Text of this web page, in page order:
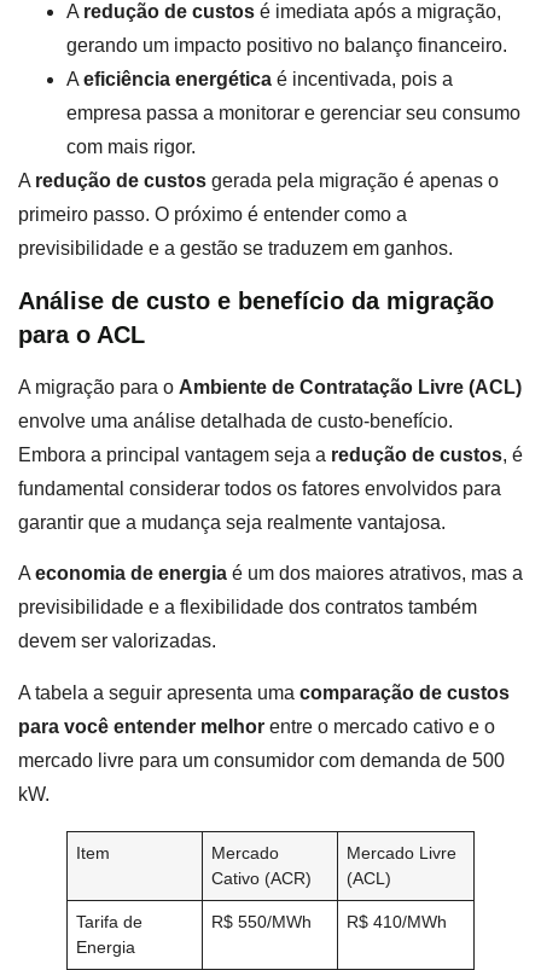
A redução de custos é imediata após a migração,
gerando um impacto positivo no balanço financeiro.
Aeficiência energética é incentivada, pois a
empresa passa a monitorar e gerenciar seu consumo
com mais rigor.
A redução de custos gerada pela migração é apenas o
primeiro passo. O próximo é entender como a
previsibilidade e a gestão se traduzem em ganhos.
Análise de custo e benefício da migração
para o ACL
A migração para o Ambiente de Contratação Livre (ACL)
envolve uma análise detalhada de custo-benefício.
Embora a principal vantagem seja a redução de custos, é
fundamental considerar todos os fatores envolvidos para
garantir que a mudança seja realmente vantajosa.
A economia de energia é um dos maiores atrativos, mas a
previsibilidade e a flexibilidade dos contratos também
devem ser valorizadas.
A tabela a seguir apresenta uma comparação de custos
para você entender melhor entre o mercado cativo e o
mercado livre para um consumidor com demanda de 500
kW.
Item
Mercado
Cativo (ACR)
Mercado Livre
(ACL)
Tarifa de
Energia
R$ 550/MWh R$ 410/MWh